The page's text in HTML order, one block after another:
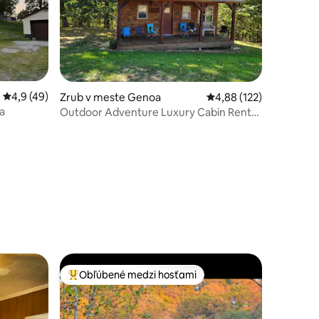
86
Priemerné ohodnotenie 4,9 z 5, počet hodnotení: 49
4,9 (49)
Zrub v meste Genoa Priemerné
4,88 (122)
Outdoor Adventure Luxury Cabin Rental
Najobľúbenejšie medzi hosťami
Obľúbené medzi hosťami